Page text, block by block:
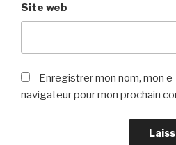
Site web
Enregistrer mon nom, mon
navigateur pour mon prochain